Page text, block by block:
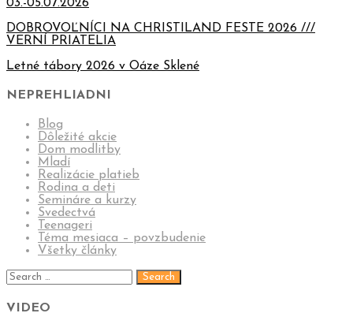
03.-05.07.2026
DOBROVOĽNÍCI NA CHRISTILAND FESTE 2026 ///
VERNÍ PRIATELIA
Letné tábory 2026 v Oáze Sklené
NEPREHLIADNI
Blog
Dôležité akcie
Dom modlitby
Mladí
Realizácie platieb
Rodina a deti
Semináre a kurzy
Svedectvá
Teenageri
Téma mesiaca – povzbudenie
Všetky články
VIDEO